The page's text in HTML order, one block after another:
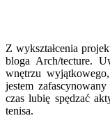
Z wykształcenia
bloga Arch/tecture.
wnętrzu
jestem
czas lubię spędzać
tenisa.